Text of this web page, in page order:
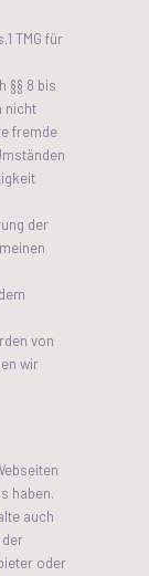
TMG für
§§ 8 bis
nicht
fremde
der
von
wir
haben.
auch
der
oder